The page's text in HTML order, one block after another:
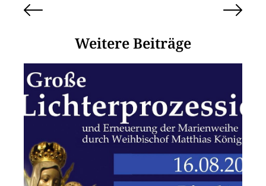
Weitere Beiträge